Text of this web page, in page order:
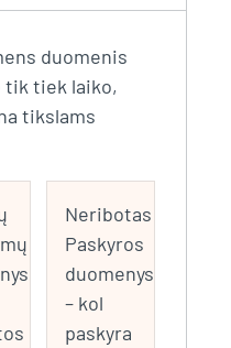
duomenis
tik tiek laiko,
tikslams
Neribotas
Paskyros
duomenys
– kol
paskyra